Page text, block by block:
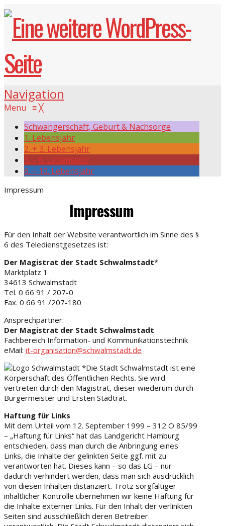
Navigation
Menu ≡╳
Schwangerschaft, Geburt & Nachsorge
1. Lebensjahr
2. + 3. Lebensjahr
3. – 6. Lebensjahr
6. – 10. Lebensjahr
Impressum
Impressum
Für den Inhalt der Website verantwortlich im Sinne des §
6 des Teledienstgesetzes ist:
Der Magistrat der Stadt Schwalmstadt*
Marktplatz 1
34613 Schwalmstadt
Tel. 0 66 91 / 207-0
Fax. 0 66 91 /207-180
Ansprechpartner:
Der Magistrat der Stadt Schwalmstadt
Fachbereich Information- und Kommunikationstechnik
eMail: it-organisation@schwalmstadt.de
*Die Stadt Schwalmstadt ist eine
Körperschaft des Öffentlichen Rechts. Sie wird
vertreten durch den Magistrat, dieser wiederum durch
Bürgermeister und Ersten Stadtrat.
Haftung für Links
Mit dem Urteil vom 12. September 1999 – 312 O 85/99
– „Haftung für Links“ hat das Landgericht Hamburg
entschieden, dass man durch die Anbringung eines
Links, die Inhalte der gelinkten Seite ggf. mit zu
verantworten hat. Dieses kann – so das LG – nur
dadurch verhindert werden, dass man sich ausdrücklich
von diesen Inhalten distanziert. Trotz sorgfältiger
inhaltlicher Kontrolle übernehmen wir keine Haftung für
die Inhalte externer Links. Für den Inhalt der verlinkten
Seiten sind ausschließlich deren Betreiber